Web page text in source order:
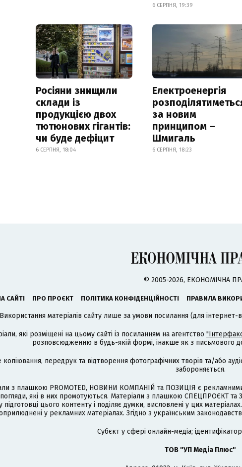
6 СЕРПНЯ, 19:39
Росіяни знищили
склади із
продукцією двох
тютюнових гігантів:
чи буде дефіцит
6 СЕРПНЯ, 18:04
Електроенергія
за новим
принципом –
Шмигаль
6 СЕРПНЯ, 18:23
© 2005-2026, ЕКОНОМІЧНА
САЙТІ ПРО ПРОЄКТ ПОЛІТИКА КОНФІДЕНЦІЙНОСТІ ПРАВИЛА
Використання матеріалів сайту лише за умови посилання (для
які розміщені на цьому сайті із посиланням на агентство
розповсюдженню в будь-якій формі, інакше як з письмового
копіювання, передрук та відтворення фотографічних творів та/або
забороняється.
з плашкою PROMOTED, НОВИНИ КОМПАНІЙ та ПОЗИЦІЯ є
погляди, які в них промотуються. Матеріали з плашкою СПЕЦПРОЄКТ
підготовці цього контенту і поділяє думки, висловлені у цих
у рекламних матеріалах. Згідно з українським
Cубєкт у сфері онлайн-медіа;
ТОВ "УП Медіа Плюс"